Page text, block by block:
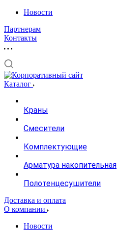
Новости
Партнерам
Контакты
Каталог
Краны
Смесители
Комплектующие
Арматура накопительная
Полотенцесушители
Доставка и оплата
О компании
Новости